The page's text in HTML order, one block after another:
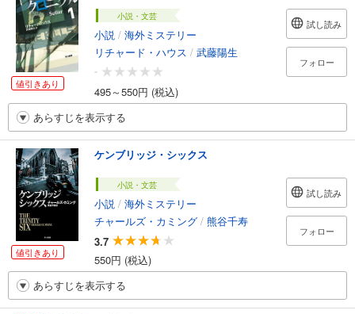
値引きあり
小説・文芸
小説 / 海外ミステリー
リチャード・ハウス / 武藤陽生
-
495～550円 (税込)
試し読み
フォロー
あらすじを表示する
値引きあり
ケンブリッジ・シックス
小説・文芸
小説 / 海外ミステリー
チャールズ・カミング / 熊谷千寿
3.7
550円 (税込)
試し読み
フォロー
あらすじを表示する